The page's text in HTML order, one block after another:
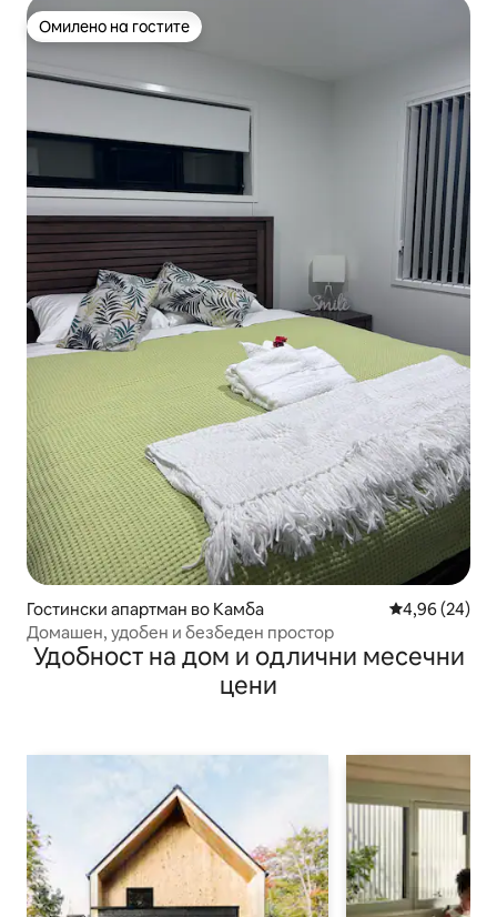
Омилено на гостите
Омилено на гостите
Гостински апартман во Камба Просечна
4,96 (24)
Домашен, удобен и безбеден простор
Удобност на дом и одлични месечни
цени